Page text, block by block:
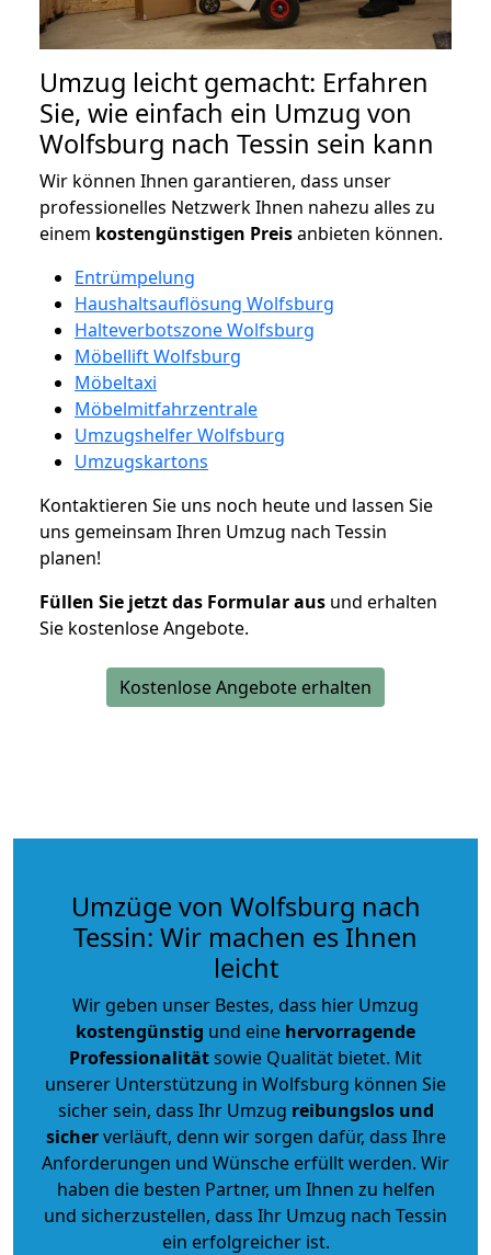
Umzug leicht gemacht: Erfahren
Sie, wie einfach ein Umzug von
Wolfsburg nach Tessin sein kann
Wir können Ihnen garantieren, dass unser
professionelles Netzwerk Ihnen nahezu alles zu
einem kostengünstigen Preisanbieten können.
Entrümpelung
Haushaltsauflösung Wolfsburg
Halteverbotszone Wolfsburg
Möbellift Wolfsburg
Möbeltaxi
Möbelmitfahrzentrale
Umzugshelfer Wolfsburg
Umzugskartons
Kontaktieren Sie uns noch heute und lassen Sie
uns gemeinsam Ihren Umzug nach Tessin
planen!
Füllen Sie jetzt das Formular aus und erhalten
Sie kostenlose Angebote.
Kostenlose Angebote erhalten
Umzüge von Wolfsburg nach
Tessin: Wir machen es Ihnen
leicht
Wir geben unser Bestes, dass hier Umzug
kostengünstig und eine hervorragende
Professionalitätsowie Qualität bietet. Mit
unserer Unterstützung in Wolfsburg können Sie
sicher sein, dass Ihr Umzug reibungslos und
sicherverläuft, denn wir sorgen dafür, dass Ihre
Anforderungen und Wünsche erfüllt werden. Wir
haben die besten Partner, um Ihnen zu helfen
und sicherzustellen, dass Ihr Umzug nach Tessin
ein erfolgreicher ist.